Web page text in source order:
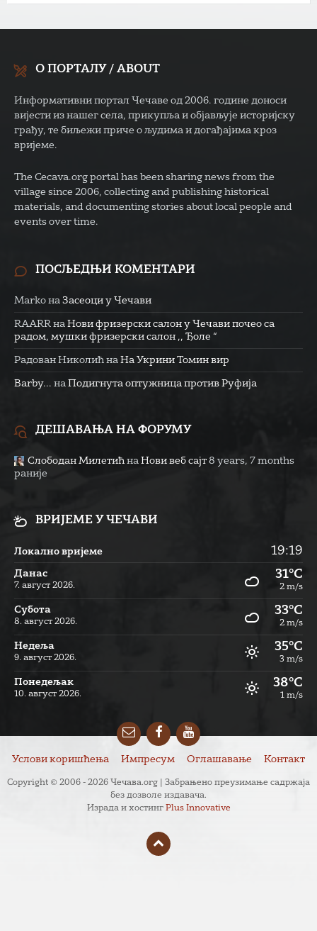
О ПОРТАЛУ / ABOUT
Информативни портал Чечаве од 2006. године доноси
вијести из нашег села, прикупља и објављује историјску
грађу, те биљежи приче о људима и догађајима кроз
вријеме.
The Cecava.org portal has been sharing news from the
village since 2006, collecting and publishing historical
materials, and documenting stories about local people and
events over time.
ПОСЉЕДЊИ КОМЕНТАРИ
Marko на Засеоци у Чечави
RAARR на Нови фризерски салон у Чечави почео са
радом, мушки фризерски салон ,, Ђоле “
Радован Николић на На Укрини Томин вир
Barby... на Подигнута оптужница против Руфија
ДЕШАВАЊА НА ФОРУМУ
Слободан Милетић на Нови веб сајт 8 years, 7 months
раније
ВРИЈЕМЕ У ЧЕЧАВИ
Локално вријеме 19:19
Данас
7. август 2026.
31°C
2 m/s
Субота
8. август 2026.
33°C
2 m/s
Недеља
9. август 2026.
35°C
3 m/s
Понедељак
10. август 2026.
38°C
1 m/s
EmailFacebookYouTube
Услови коришћења Импресум Оглашавање Контакт
Copyright © 2006 - 2026 Чечава.org | Забрањено преузимање садржаја
без дозволе издавача.
Израда и хостинг Plus Innovative